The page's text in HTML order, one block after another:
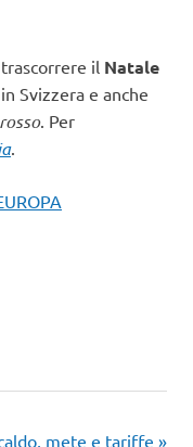
il Natale
Svizzera e anche
. Per
.
mete e tariffe